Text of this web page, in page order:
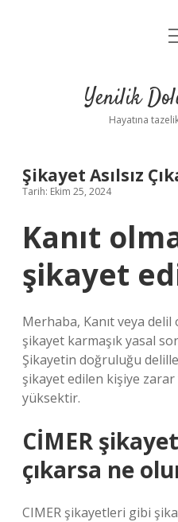
Yenilik
Hayatına
Şikayet Asılsız
Tarih: Ekim 25, 2024
Kanıt
şikayet
Merhaba, Kanıt veya
şikayet karmaşık yasal
Şikayetin doğruluğu
şikayet edilen kişiye zarar
yüksektir.
CİMER
çıkarsa ne
CIMER şikayetleri gibi